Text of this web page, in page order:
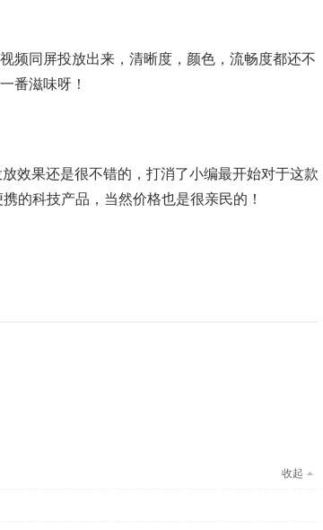
频同屏投放出来，清晰度，颜色，流畅度都还不
番滋味呀！
效果还是很不错的，打消了小编最开始对于这款
的科技产品，当然价格也是很亲民的！
收起